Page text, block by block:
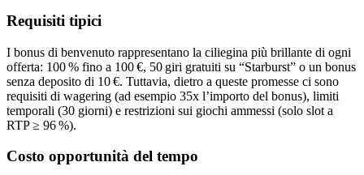
Requisiti tipici
I bonus di benvenuto rappresentano la ciliegina più brillante di ogni
offerta: 100 % fino a 100 €, 50 giri gratuiti su “Starburst” o un bonus
senza deposito di 10 €. Tuttavia, dietro a queste promesse ci sono
requisiti di wagering (ad esempio 35x l’importo del bonus), limiti
temporali (30 giorni) e restrizioni sui giochi ammessi (solo slot a
RTP ≥ 96 %).
Costo opportunità del tempo